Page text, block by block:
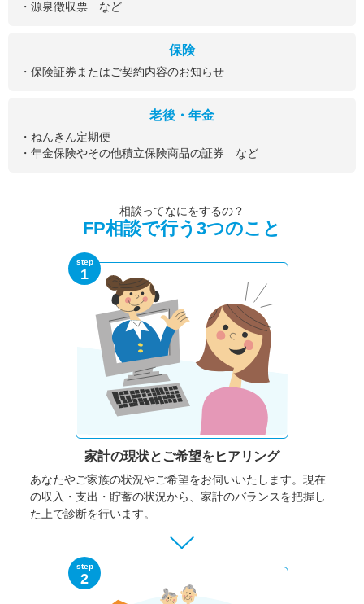
・源泉徴収票 など
保険
・保険証券またはご契約内容のお知らせ
老後・年金
・ねんきん定期便
・年金保険やその他積立保険商品の証券 など
相談ってなにをするの？
FP相談で行う3つのこと
step
1
家計の現状と ご希望をヒアリング
あなたやご家族の状況やご希望をお伺いいたします。 現在
の収入・支出・貯蓄の状況から、家計のバランスを把握し
た上で診断を行います。
step
2